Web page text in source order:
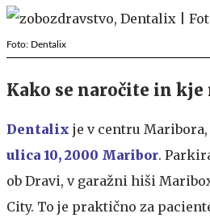
Foto: Dentalix
Kako se naročite in kje
Dentalix je v centru Maribora,
ulica 10, 2000 Maribor.
ob Dravi, v garažni hiši
City. To je praktično za